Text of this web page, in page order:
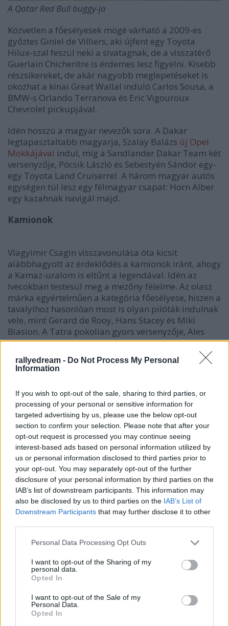
rallyedream - Do Not Process My Personal
Information
If you wish to opt-out of the sale, sharing to third parties, or
processing of your personal or sensitive information for
targeted advertising by us, please use the below opt-out
section to confirm your selection. Please note that after your
opt-out request is processed you may continue seeing
interest-based ads based on personal information utilized by
us or personal information disclosed to third parties prior to
your opt-out. You may separately opt-out of the further
disclosure of your personal information by third parties on the
IAB’s list of downstream participants. This information may
also be disclosed by us to third parties on the IAB’s List of
Downstream Participants that may further disclose it to other
Please note that this website/app uses one or more Google
not limited to your visit or usage behaviour. You may click to
grant or deny consent to Google and its third-party tags to
use your data for below specified purposes in below Google
consent section.
Personal Data Processing Opt Outs
I want to opt-out of the Sharing of my
personal data.
Opted In
I want to opt-out of the Sale of my
Personal Data.
Opted In
A Qatar Red Bull buggy-ja
Közvetlen a főesélyesek mögé várható a 2009-es
győztes Giniel de Villiers, aki újfent egy Toyota
Hilux-szal feszül neki a sivatagnak, de a visszatérő
Guerlain Chicheritre is érdemes lesz figyelni. Kisebb
részsikereket, de akár nagyobb meglepetéseket is
okozhat a kínai Great Wallal induló Carlos Sousa, a
BMW-s Orlando Terranova és Eric Vigouroux
Chevrolet pickupjával.
Idén hosszú a magyar nevezők sora. A Dakar
legtapasztaltabb magyarja, Szalay Balázs új Opel
Mokkájával indul, míg a Sandlander Dakar Team két
versenyzője, Pócsik László és Sebestyén Sándor egy-
egy Toyota Land Cruiserrel. A három magyar autós
egységen túl lesz egy félmagyar csapat: Horn Alber
egy kazahnak navigál majd.
Kamionok
Vlagyimir Csagin visszavonulása óta kicsit
alábbhagyott az érdeklődés a kamionok iránt, ahogy
a Kamaz-uralom is eltűnt a legendával. Idén az
Ivecokban testesül meg a mezőny félelme. Az olasz
márka egyértelműen a kategória főesélyese, hiszen a
tavalyihoz hasonlóan most is olyan pilóták indulnak
vele, mint Gerard de Rooy, Hans Stacey és Miki
Biasion. A Tatra pokolian gyors versenyzője, Ales
Loprais is rajthoz áll, és az MAN hollandját, Marcel
van Vlietet is komolyan kell venni. Megfeledkezni
persze a Kamazokról sem érdemes, hiszen a Csagin
évről-évre veszélyesebb.
hármas most is inkább a szervizfeladatokra,
mintsem az értékelésre koncentrál majd.
Motorok